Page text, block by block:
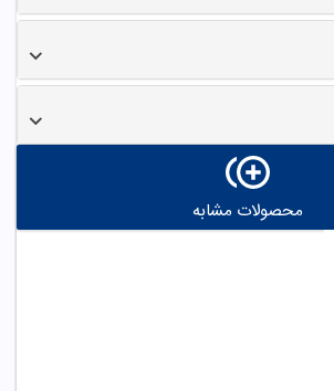
محصولات مشابه